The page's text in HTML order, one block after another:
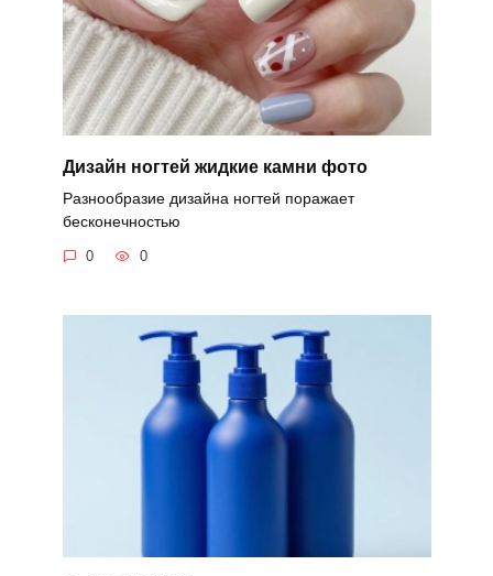
Дизайн ногтей жидкие камни фото
Разнообразие дизайна ногтей поражает
бесконечностью
0 0